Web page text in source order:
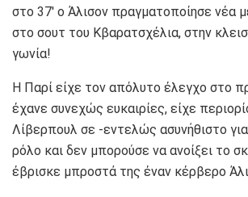
στο 37′ ο Άλισον πραγματοποίησε νέα
στο σουτ του Κβαρατσχέλια, στην
γωνία!
H Παρί είχε τον απόλυτο έλεγχο στο
έχανε συνεχώς ευκαιρίες, είχε
Λίβερπουλ σε -εντελώς ασυνήθιστο
ρόλο και δεν μπορούσε να ανοίξει το
έβρισκε μπροστά της έναν κέρβερο